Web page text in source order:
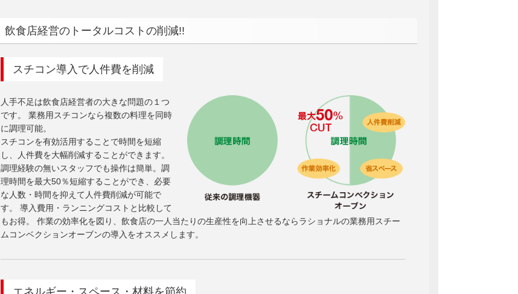
飲食店経営のトータルコストの削減!!
スチコン導入で人件費を削減
人手不足は飲食店経営者の大きな問題の１つ
です。 業務用スチコンなら複数の料理を同時
に調理可能。
スチコンを有効活用することで時間を短縮
し、人件費を大幅削減することができます。
調理経験の無いスタッフでも操作は簡単。調
理時間を最大50％短縮することができ、必要
な人数・時間を抑えて人件費削減が可能で
す。 導入費用・ランニングコストと比較して
もお得。 作業の効率化を図り、飲食店の一人当たりの生産性を向上させるならラショナルの業務用スチー
ムコンベクションオーブンの導入をオススメします。
エネルギー・スペース・材料を節約